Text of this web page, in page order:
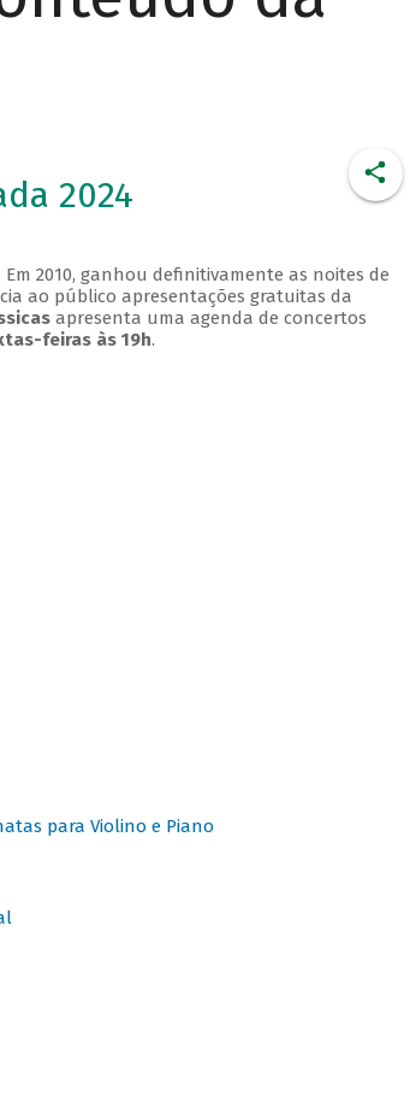
2024
2010, ganhou definitivamente as noites de
ao público apresentações gratuitas da
apresenta uma agenda de concertos
feiras às 19h.
para Violino e Piano